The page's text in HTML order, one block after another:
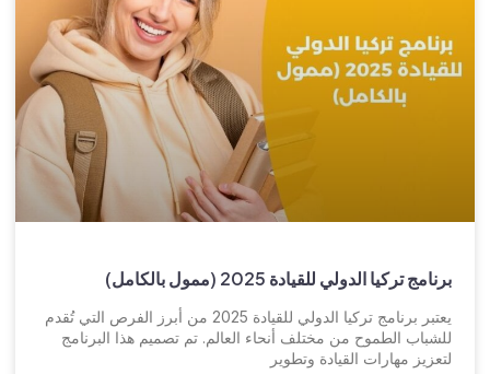
برنامج تركيا الدولي للقيادة 2025 (ممول بالكامل)
يعتبر برنامج تركيا الدولي للقيادة 2025 من أبرز الفرص التي تُقدم
للشباب الطموح من مختلف أنحاء العالم. تم تصميم هذا البرنامج
لتعزيز مهارات القيادة وتطوير